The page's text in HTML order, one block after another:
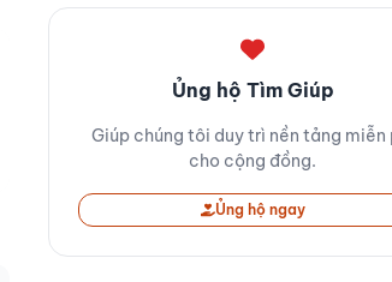
Ủng hộ Tìm Giúp
Giúp chúng tôi duy trì nền tảng miễn
cho cộng đồng.
Ủng hộ ngay